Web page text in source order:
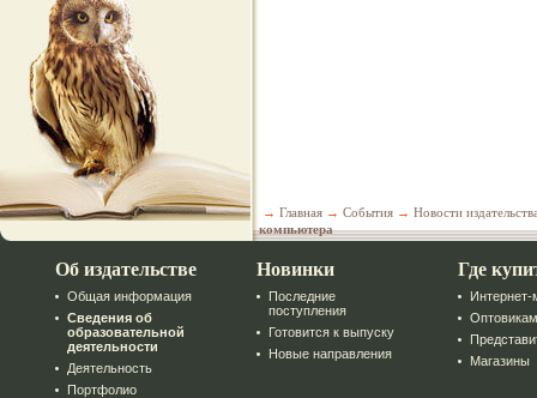
→ Главная → События → Новости
компьютера
Об издательстве
Общая информация
Сведения об
образовательной
деятельности
Деятельность
Портфолио
Новинки
Последние
поступления
Готовится к выпуску
Новые направления
Где
Интернет-
Оптовикам
Магазины